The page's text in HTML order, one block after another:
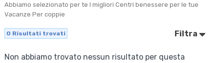
Abbiamo selezionato per te I migliori Centri benessere per le tue
Vacanze Per coppie
0 Risultati trovati Filtra
Non abbiamo trovato nessun risultato per questa